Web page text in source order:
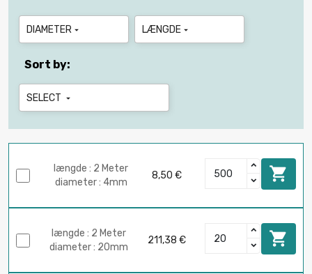
DIAMETER  LÆNGDE 
Sort by:
SELECT 
længde : 2 Meter
diameter : 4mm
8,50 € 
længde : 2 Meter
diameter : 20mm
211,38 € 